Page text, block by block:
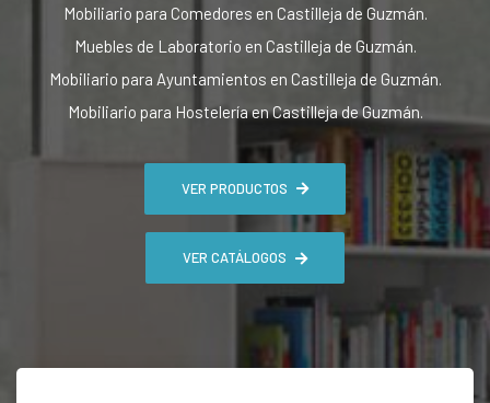
Mobiliario para Comedores en Castilleja de Guzmán.
Muebles de Laboratorio en Castilleja de Guzmán.
Mobiliario para Ayuntamientos en Castilleja de Guzmán.
Mobiliario para Hostelería en Castilleja de Guzmán.
VER PRODUCTOS
VER CATÁLOGOS